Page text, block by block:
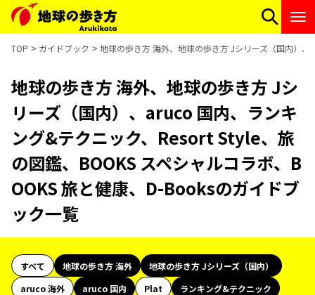
TOP ガイドブック 地球の歩き方 海外、地球の歩き方 Jシリーズ（国内）
地球の歩き方 海外、地球の歩き方 Jシ
リーズ（国内）、aruco 国内、ランキ
ング&テクニック、Resort Style、旅
の図鑑、BOOKS スペシャルコラボ、B
OOKS 旅と健康、D-Booksのガイドブ
ック一覧
すべて 地球の歩き方 海外
地球の歩き方 Jシリーズ（国内）
aruco 海外
aruco 国内 Plat
ランキング&テクニック